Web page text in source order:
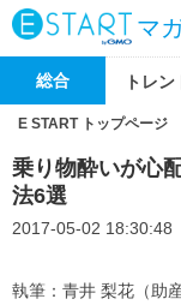
マ
総合 トレン
E START トップページ
乗り物酔いが心
法6選
2017-05-02 18:30:48
執筆：青井 梨花（助